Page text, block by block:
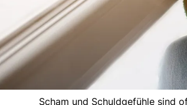
Scham und Schuldgefühle sind